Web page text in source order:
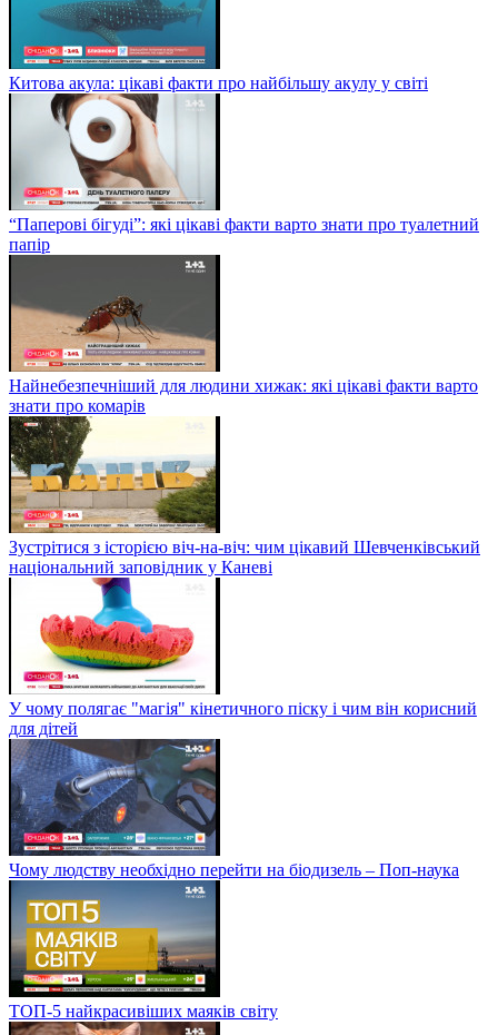
Китова акула: цікаві факти про найбільшу акулу у світі
“Паперові бігуді”: які цікаві факти варто знати про туалетний
папір
Найнебезпечніший для людини хижак: які цікаві факти варто
знати про комарів
Зустрітися з історією віч-на-віч: чим цікавий Шевченківський
національний заповідник у Каневі
У чому полягає "магія" кінетичного піску і чим він корисний
для дітей
Чому людству необхідно перейти на біодизель – Поп-наука
ТОП-5 найкрасивіших маяків світу